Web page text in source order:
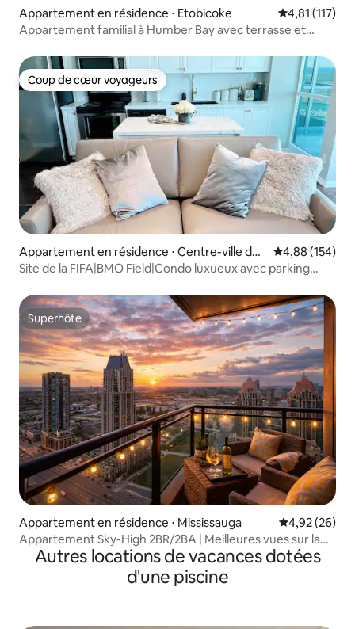
Appartement en résidence ⋅ Etobicoke Évaluation
4,81 (117)
Appartement familial à Humber Bay avec terrasse et
Coup de cœur voyageurs
Coup de cœur voyageurs
Appartement en résidence ⋅ Centre-ville de
Toronto
Évaluation
4,88 (154)
Site de la FIFA|BMO Field|Condo luxueux avec parking
Superhôte
Superhôte
Appartement en résidence ⋅ Mississauga Évaluation
4,92 (26)
Appartement Sky-High 2BR/2BA | Meilleures vues sur la
ville + Parking
Autres locations de vacances dotées
d'une piscine